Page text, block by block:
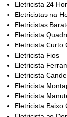
Eletricista 24
Eletricistas na
Eletricistas
Eletricista
Eletricista Curto
Eletricista Fios
Eletricista
Eletricista
Eletricista
Eletricista
Eletricista Baixo